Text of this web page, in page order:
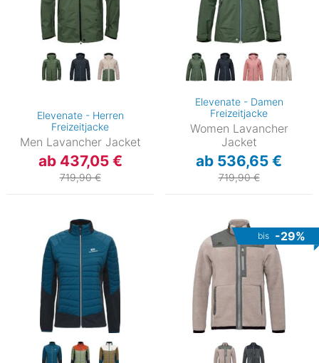
Elevenate - Herren
Freizeitjacke
Men Lavancher Jacket
ab 437,05 €
719,90 €
Elevenate - Damen
Freizeitjacke
Women Lavancher
Jacket
ab 536,65 €
719,90 €
bis -29%